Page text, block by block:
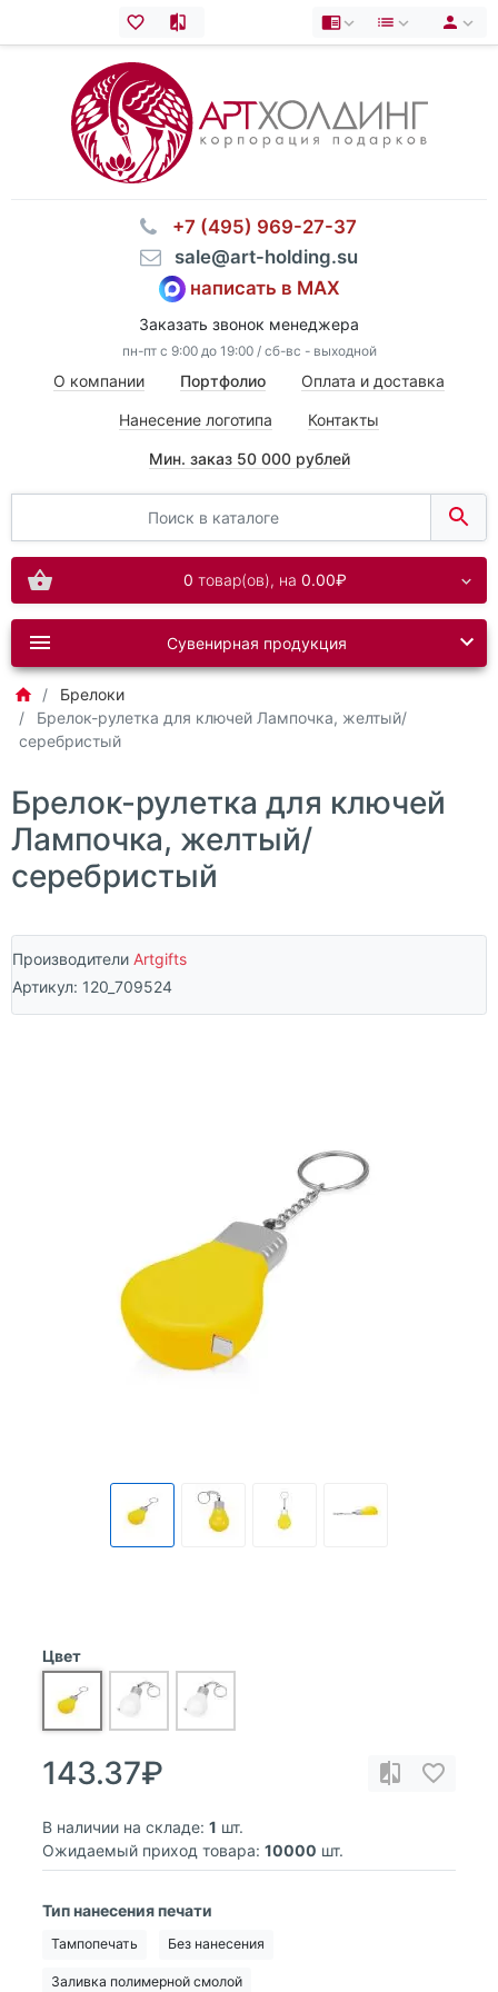
⠀+7 (495) 969-27-37
⠀sale@art-holding.su
написать в MAX
Заказать звонок менеджера
пн-пт с 9:00 до 19:00 / сб-вс - выходной
О компании Портфолио Оплата и доставка
Нанесение логотипа Контакты
Мин. заказ 50 000 рублей
0 товар(ов), на 0.00₽
Сувенирная продукция
Брелоки
Брелок-рулетка для ключей Лампочка, желтый/
серебристый
Брелок-рулетка для ключей
Лампочка, желтый/
серебристый
Производители Artgifts
Артикул: 120_709524
Цвет
143.37₽
В наличии на складе: 1 шт.
Ожидаемый приход товара: 10000 шт.
Тип нанесения печати
Тампопечать Без нанесения
Заливка полимерной смолой